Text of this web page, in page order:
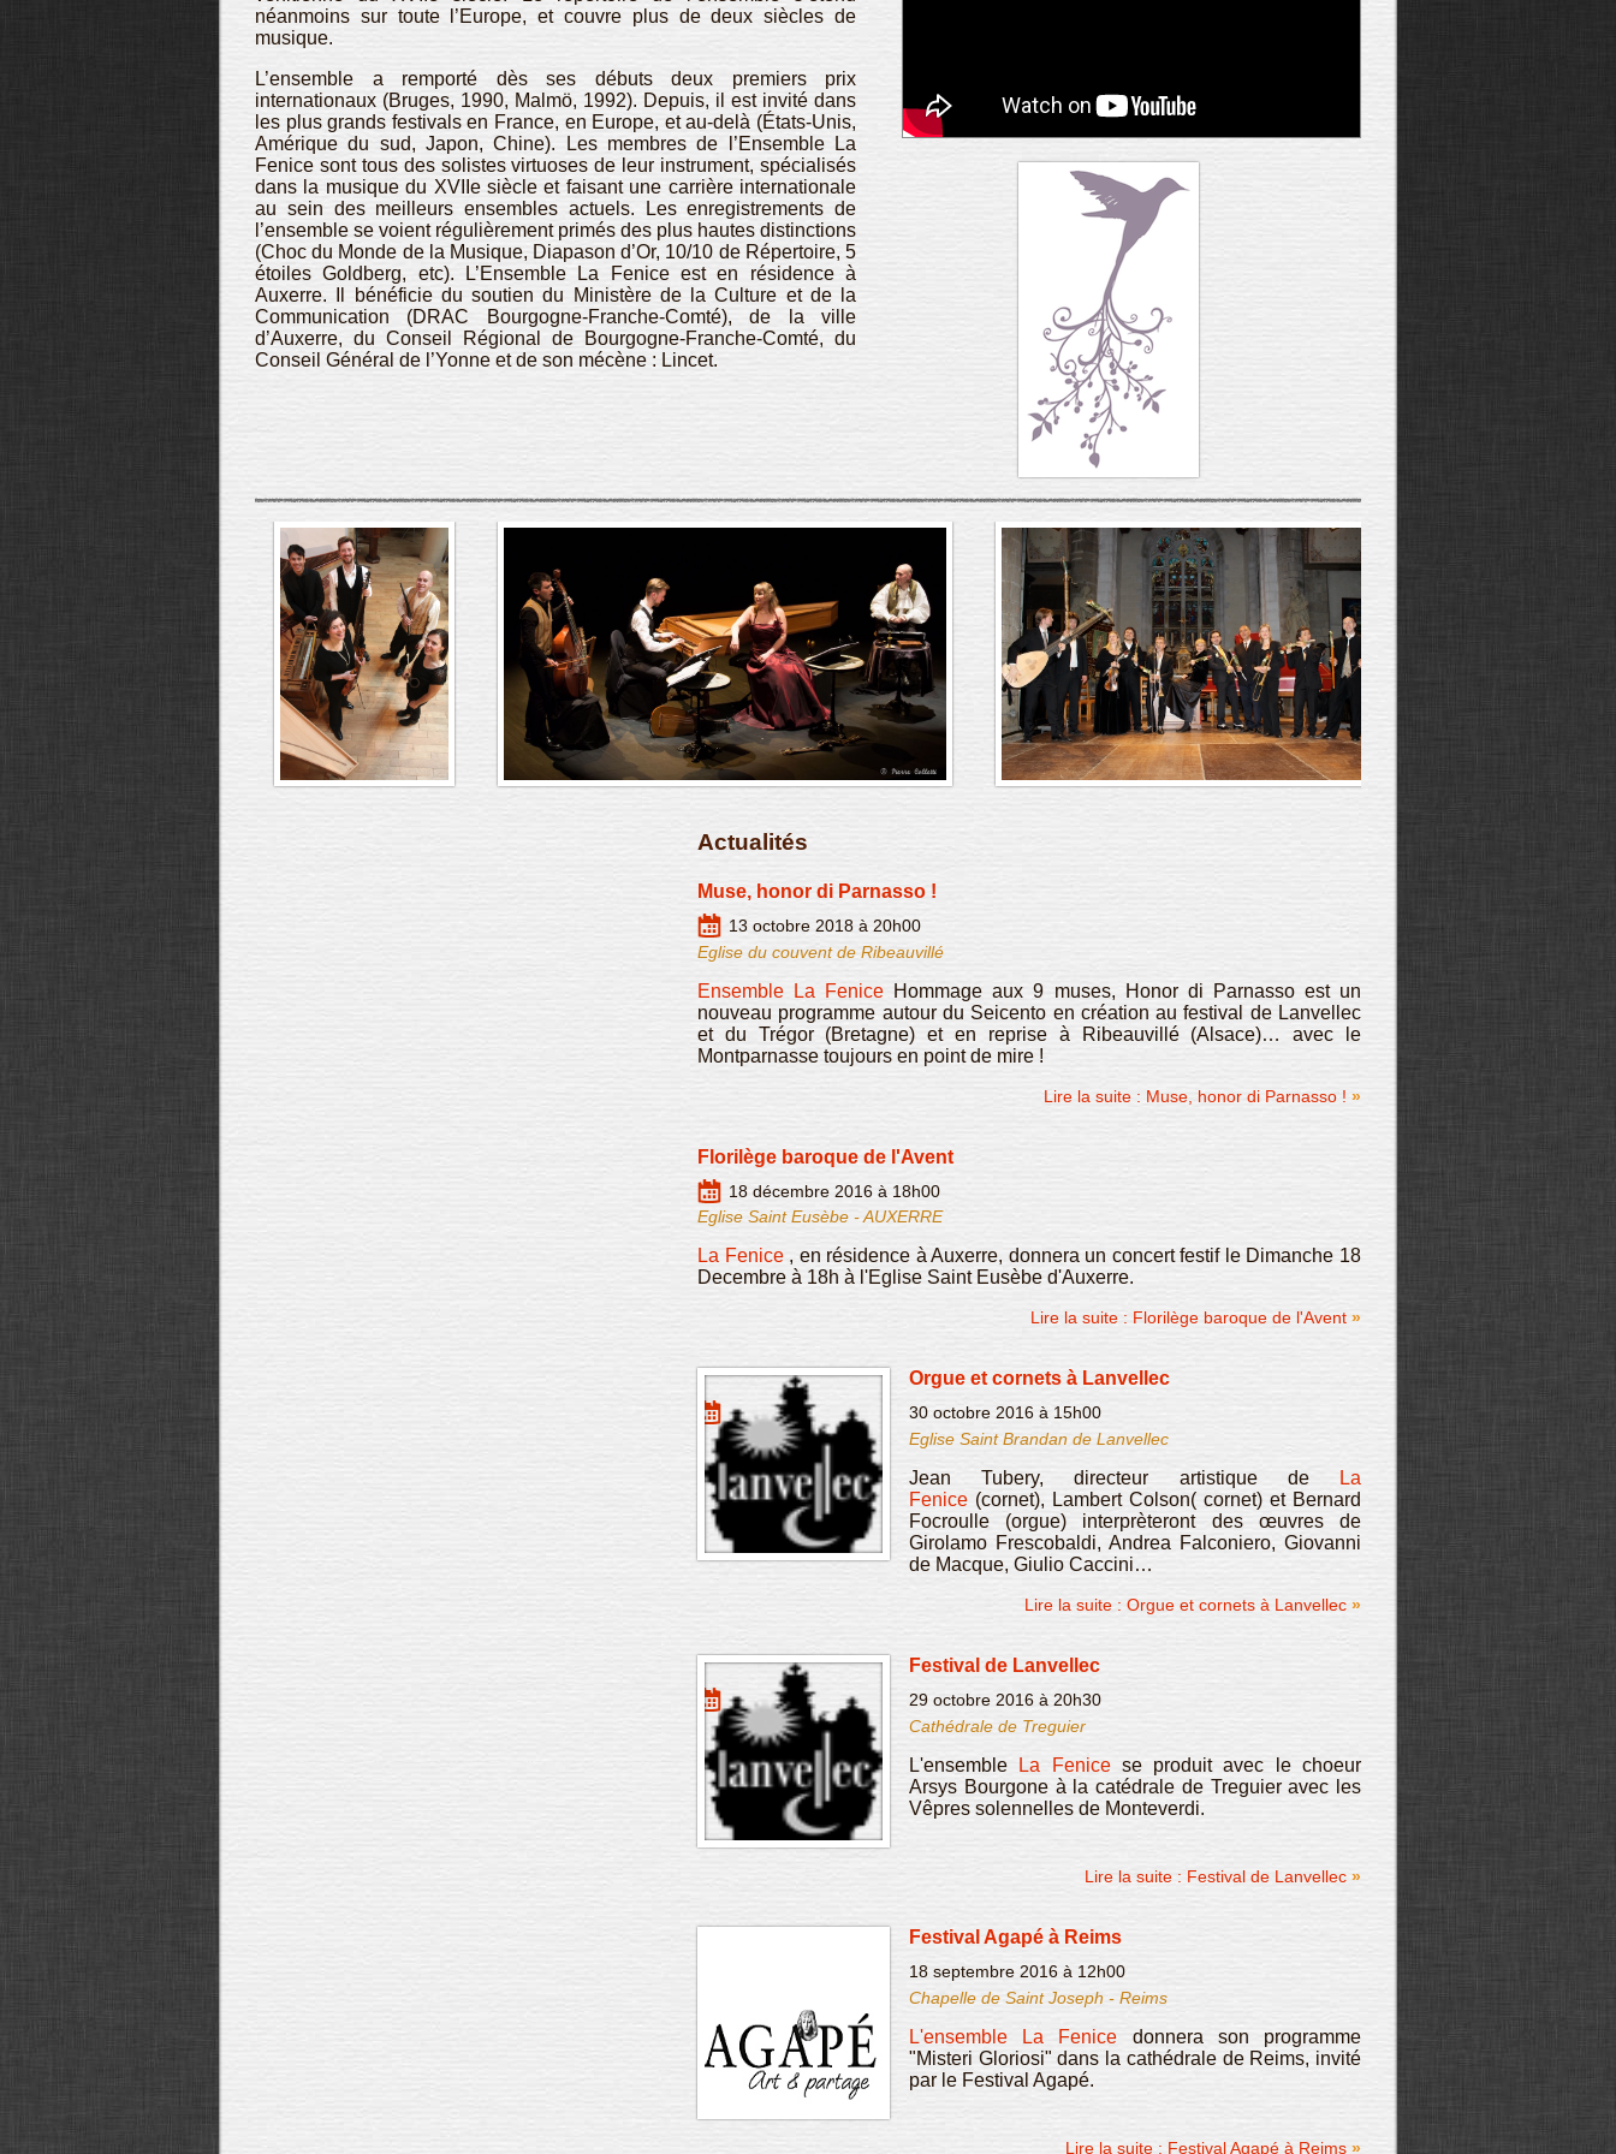
néanmoins sur toute l’Europe, et couvre plus de deux siècles de
musique.
L’ensemble a remporté dès ses débuts deux premiers prix
internationaux (Bruges, 1990, Malmö, 1992). Depuis, il est invité dans
les plus grands festivals en France, en Europe, et au-delà (États-Unis,
Amérique du sud, Japon, Chine). Les membres de l’Ensemble La
Fenice sont tous des solistes virtuoses de leur instrument, spécialisés
dans la musique du XVIIe siècle et faisant une carrière internationale
au sein des meilleurs ensembles actuels. Les enregistrements de
l’ensemble se voient régulièrement primés des plus hautes distinctions
(Choc du Monde de la Musique, Diapason d’Or, 10/10 de Répertoire, 5
étoiles Goldberg, etc). L’Ensemble La Fenice est en résidence à
Auxerre. Il bénéficie du soutien du Ministère de la Culture et de la
Communication (DRAC Bourgogne-Franche-Comté), de la ville
d’Auxerre, du Conseil Régional de Bourgogne-Franche-Comté, du
Conseil Général de l’Yonne et de son mécène : Lincet.
Actualités
Muse, honor di Parnasso !
13 octobre 2018 à 20h00
Eglise du couvent de Ribeauvillé
Ensemble La Fenice Hommage aux 9 muses, Honor di Parnasso est un
nouveau programme autour du Seicento en création au festival de Lanvellec
et du Trégor (Bretagne) et en reprise à Ribeauvillé (Alsace)… avec le
Montparnasse toujours en point de mire !
Lire la suite : Muse, honor di Parnasso !
Florilège baroque de l'Avent
18 décembre 2016 à 18h00
Eglise Saint Eusèbe - AUXERRE
La Fenice, en résidence à Auxerre, donnera un concert festif le Dimanche 18
Decembre à 18h à l'Eglise Saint Eusèbe d'Auxerre.
Lire la suite : Florilège baroque de l'Avent
Orgue et cornets à Lanvellec
30 octobre 2016 à 15h00
Eglise Saint Brandan de Lanvellec
Jean Tubery, directeur artistique de
La
Fenice (cornet), Lambert Colson( cornet) et Bernard
Focroulle (orgue) interprèteront des œuvres de
Girolamo Frescobaldi, Andrea Falconiero, Giovanni
de Macque, Giulio Caccini…
Lire la suite : Orgue et cornets à Lanvellec
Festival de Lanvellec
29 octobre 2016 à 20h30
Cathédrale de Treguier
L'ensemble La Fenicese produit avec le choeur
Arsys Bourgone à la catédrale de Treguier avec les
Vêpres solennelles de Monteverdi.
Lire la suite : Festival de Lanvellec
Festival Agapé à Reims
18 septembre 2016 à 12h00
Chapelle de Saint Joseph - Reims
L'ensemble La Fenice donnera son programme
"Misteri Gloriosi" dans la cathédrale de Reims, invité
par le Festival Agapé.
Lire la suite : Festival Agapé à Reims